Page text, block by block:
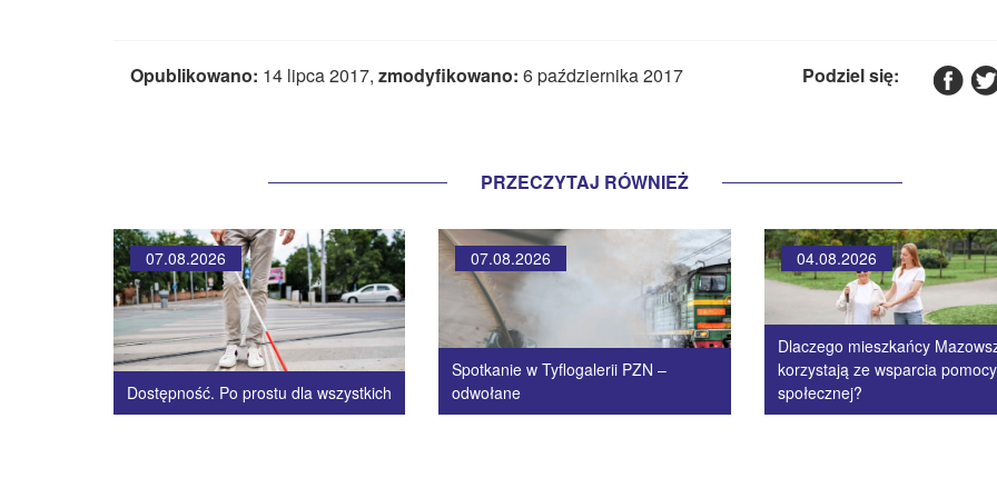
Opublikowano: 14 lipca 2017, zmodyfikowano: 6 października 2017 Podziel się:
PRZECZYTAJ RÓWNIEŻ
07.08.2026
Dostępność. Po prostu dla wszystkich
07.08.2026
Spotkanie w Tyflogalerii PZN –
odwołane
04.08.2026
Dlaczego mieszkańcy
korzystają ze wsparcia pomocy
społecznej?